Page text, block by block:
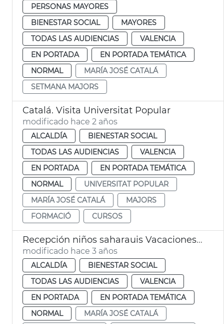
PERSONAS MAYORES
BIENESTAR SOCIAL
MAYORES
TODAS LAS AUDIENCIAS
VALENCIA
EN PORTADA
EN PORTADA TEMÁTICA
NORMAL
MARÍA JOSÉ CATALÁ
SETMANA MAJORS
Catalá. Visita Universitat Popular
modificado hace 2 años
ALCALDÍA
BIENESTAR SOCIAL
TODAS LAS AUDIENCIAS
VALENCIA
EN PORTADA
EN PORTADA TEMÁTICA
NORMAL
UNIVERSITAT POPULAR
MARÍA JOSÉ CATALÁ
MAJORS
FORMACIÓ
CURSOS
Recepción niños saharauis Vacaciones en Paz
modificado hace 3 años
ALCALDÍA
BIENESTAR SOCIAL
TODAS LAS AUDIENCIAS
VALENCIA
EN PORTADA
EN PORTADA TEMÁTICA
NORMAL
MARÍA JOSÉ CATALÁ